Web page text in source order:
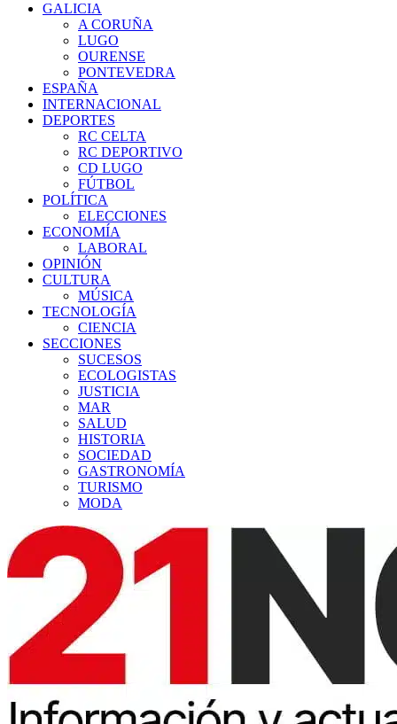
GALICIA
A CORUÑA
LUGO
OURENSE
PONTEVEDRA
ESPAÑA
INTERNACIONAL
DEPORTES
RC CELTA
RC DEPORTIVO
CD LUGO
FÚTBOL
POLÍTICA
ELECCIONES
ECONOMÍA
LABORAL
OPINIÓN
CULTURA
MÚSICA
TECNOLOGÍA
CIENCIA
SECCIONES
SUCESOS
ECOLOGISTAS
JUSTICIA
MAR
SALUD
HISTORIA
SOCIEDAD
GASTRONOMÍA
TURISMO
MODA